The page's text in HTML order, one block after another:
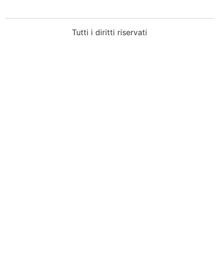
Tutti i diritti riservati